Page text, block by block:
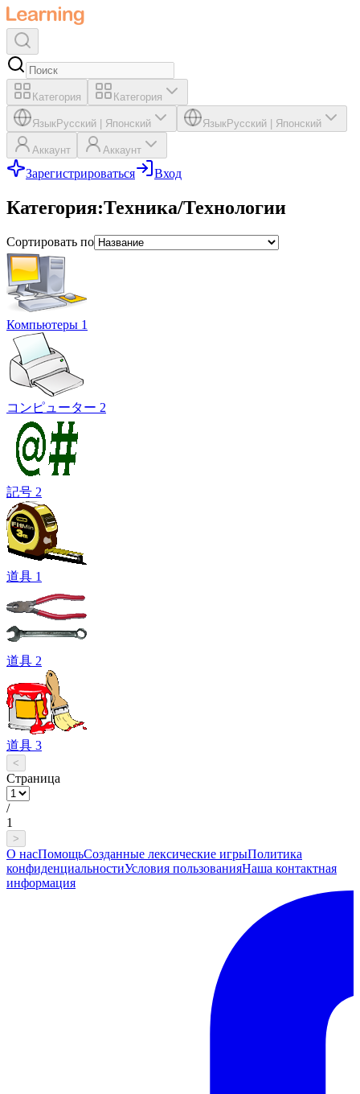
Категория Категория
ЯзыкРусский Японский ЯзыкРусский Японский
Аккаунт Аккаунт
Зарегистрироваться Вход
Категория:Техника/Технологии
Сортировать по
Компьютеры 1
コンピューター 2
記号 2
道具 1
道具 2
道具 3
<
Страница
/
1
>
О насПомощьСозданные лексические игрыПолитика
конфиденциальностиУсловия пользованияНаша контактная
информация